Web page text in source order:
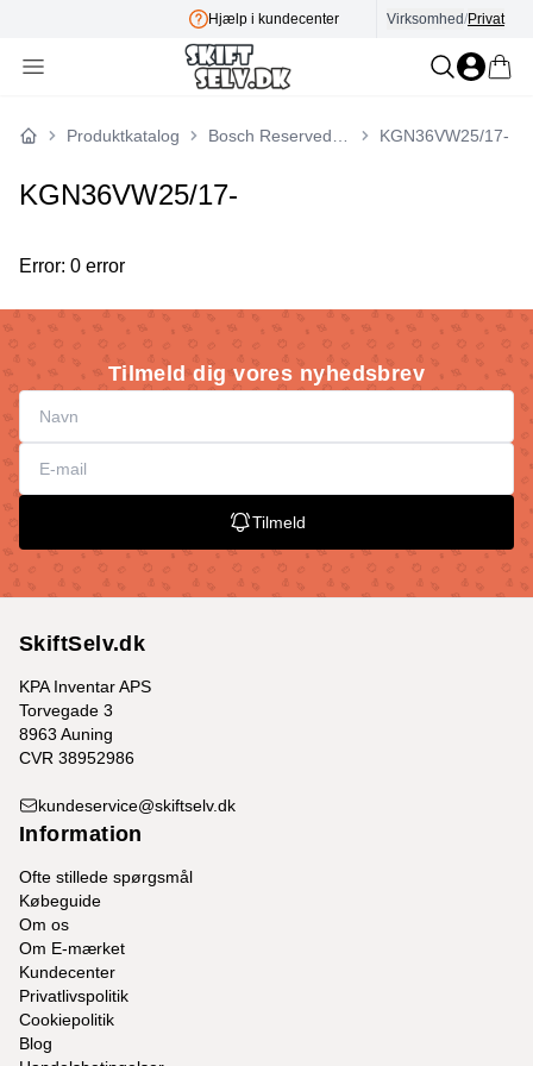
Hjælp i kundecenter E-
Virksomhed/Privat
Forside
Produktkatalog KGN36VW25/17-
KGN36VW25/17-
Error: 0 error
Tilmeld dig vores nyhedsbrev
Tilmeld
SkiftSelv.dk
KPA Inventar APS
Torvegade 3
8963 Auning
CVR 38952986
kundeservice@skiftselv.dk
Information
Ofte stillede spørgsmål
Købeguide
Om os
Om E-mærket
Kundecenter
Privatlivspolitik
Cookiepolitik
Blog